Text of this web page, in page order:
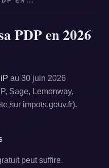
PDP en 2026
au 30 juin 2026
Sage, Lemonway,
sur impots.gouv.fr).
peut suffire.